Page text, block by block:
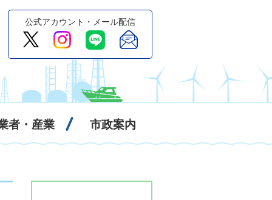
公式アカウント・メール配信
者・産業 市政案内